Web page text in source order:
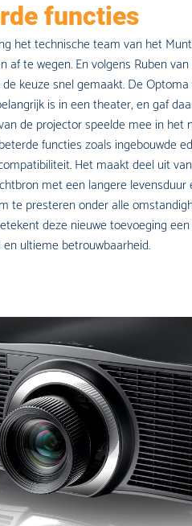
functies
het technische team van het
af te wegen. En volgens Ruben
keuze snel gemaakt. De
is in een theater, en gaf
de projector speelde mee in het
functies zoals ingebouwde
Het maakt deel uit
met een langere
te presteren onder alle
deze nieuwe toevoeging
ultieme betrouwbaarheid.